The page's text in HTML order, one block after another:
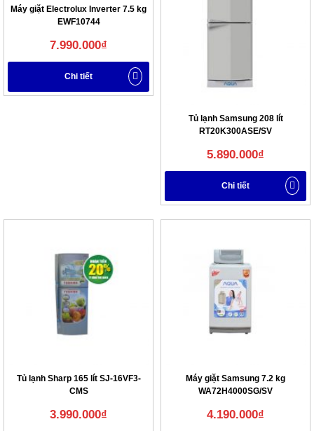
Máy giặt Electrolux Inverter 7.5 kg
EWF10744
7.990.000₫
Chi tiết
Tủ lạnh Samsung 208 lít
RT20K300ASE/SV
5.890.000₫
Chi tiết
Tủ lạnh Sharp 165 lít SJ-16VF3-
CMS
3.990.000₫
Máy giặt Samsung 7.2 kg
WA72H4000SG/SV
4.190.000₫